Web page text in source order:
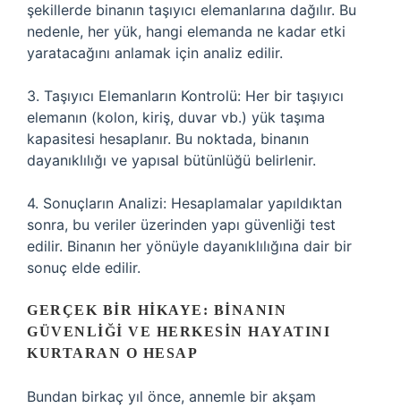
şekillerde binanın taşıyıcı elemanlarına dağılır. Bu
nedenle, her yük, hangi elemanda ne kadar etki
yaratacağını anlamak için analiz edilir.
3. Taşıyıcı Elemanların Kontrolü: Her bir taşıyıcı
elemanın (kolon, kiriş, duvar vb.) yük taşıma
kapasitesi hesaplanır. Bu noktada, binanın
dayanıklılığı ve yapısal bütünlüğü belirlenir.
4. Sonuçların Analizi: Hesaplamalar yapıldıktan
sonra, bu veriler üzerinden yapı güvenliği test
edilir. Binanın her yönüyle dayanıklılığına dair bir
sonuç elde edilir.
GERÇEK BIR HIKAYE: BINANIN
GÜVENLIĞI VE HERKESIN HAYATINI
KURTARAN O HESAP
Bundan birkaç yıl önce, annemle bir akşam